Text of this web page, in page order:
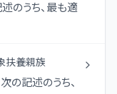
のうち、最も適
扶養親族
の記述のうち、